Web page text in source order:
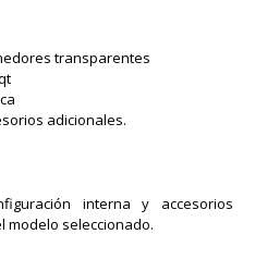
transparentes
adicionales.
interna y accesorios
modelo seleccionado.